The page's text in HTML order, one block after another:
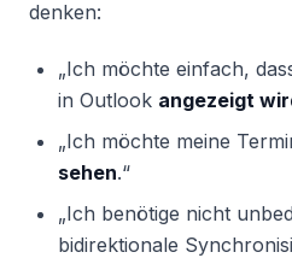
denken:
„Ich möchte einfach,
in Outlook angezeigt
„Ich möchte meine
sehen.“
„Ich benötige nicht
bidirektionale